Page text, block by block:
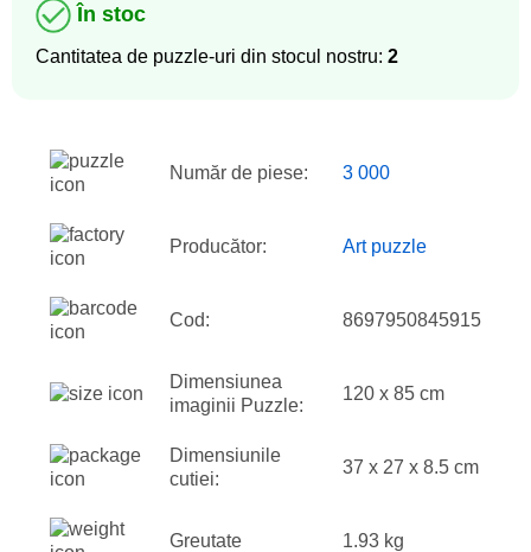
În stoc
Cantitatea de puzzle-uri din stocul nostru: 2
Număr de piese: 3 000
Producător: Art puzzle
Cod: 8697950845915
Dimensiunea
imaginii Puzzle:
120 x 85 cm
Dimensiunile
cutiei:
37 x 27 x 8.5 cm
Greutate 1.93 kg